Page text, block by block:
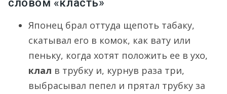
словом «класть»
Японец брал оттуда щепоть табаку,
скатывал его в комок, как вату или
пеньку, когда хотят положить ее в ухо,
клал в трубку и, курнув раза три,
выбрасывал пепел и прятал трубку за